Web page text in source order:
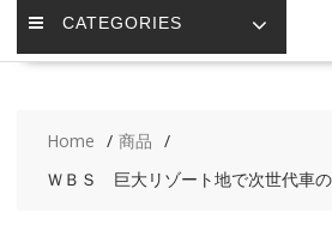
CATEGORIES
Home
商品
ＷＢＳ 巨大リゾート地で次世代車